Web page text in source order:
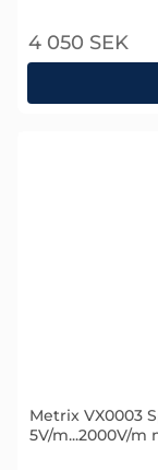
4 050 SEK
Metrix
Metrix VX0003
5V/m...2000V/